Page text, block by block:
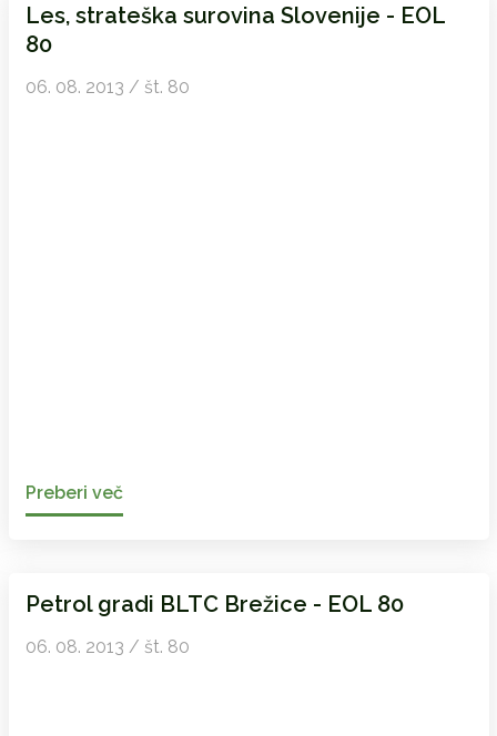
Les, strateška surovina Slovenije - EOL
80
06. 08. 2013 / št. 80
Preberi več
Petrol gradi BLTC Brežice - EOL 80
06. 08. 2013 / št. 80